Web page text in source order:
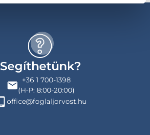
Segíthetünk?
+36 1 700-1398
(H-P: 8:00-20:00)
office@foglaljorvost.hu